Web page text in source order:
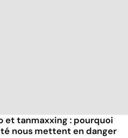
et tanmaxxing : pourquoi
nous mettent en danger